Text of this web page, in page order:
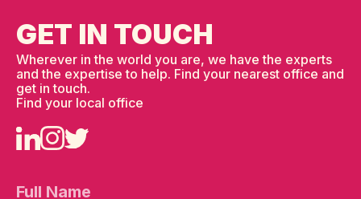
GET IN TOUCH
Wherever in the world you are, we have the experts
and the expertise to help. Find your nearest office and
get in touch.
Find your local office